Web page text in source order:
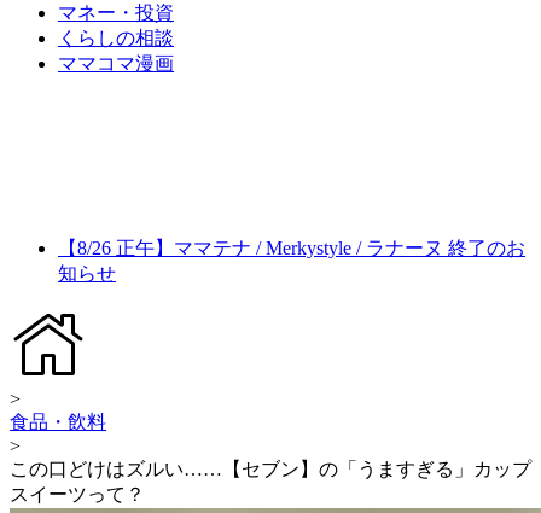
マネー・投資
くらしの相談
ママコマ漫画
【8/26 正午】ママテナ / Merkystyle / ラナーヌ 終了のお
知らせ
>
食品・飲料
>
この口どけはズルい……【セブン】の「うますぎる」カップ
スイーツって？